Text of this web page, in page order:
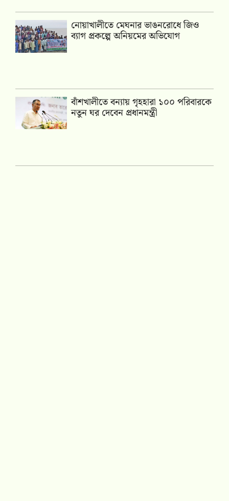
নোয়াখালীতে মেঘনার ভাঙনরোধে জিও
ব্যাগ প্রকল্পে অনিয়মের অভিযোগ
বাঁশখালীতে বন্যায় গৃহহারা ১০০ পরিবারকে
নতুন ঘর দেবেন প্রধানমন্ত্রী